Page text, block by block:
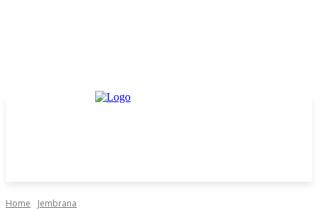
Home Jembrana